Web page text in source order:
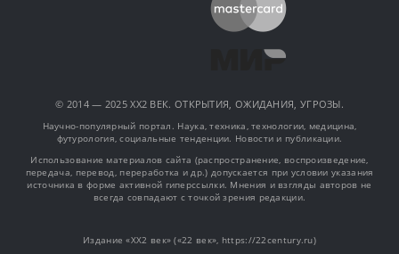
© 2014 — 2025 XX2 ВЕК. ОТКРЫТИЯ, ОЖИДАНИЯ, УГРОЗЫ.
Научно-популярный портал. Наука, техника, технологии, медицина,
футурология, социальные тенденции. Новости и публикации.
Использование материалов сайта (распространение, воспроизведение,
передача, перевод, переработка и др.) допускается при условии указания
источника в форме активной гиперссылки. Мнения и взгляды авторов не
всегда совпадают с точкой зрения редакции.
Издание «XX2 век» («22 век», https://22century.ru)